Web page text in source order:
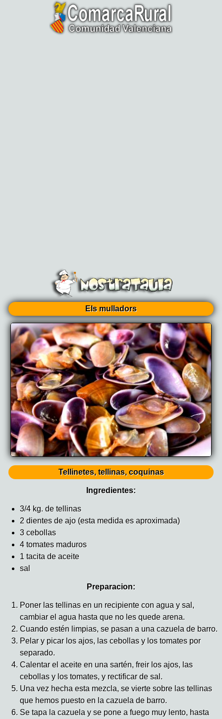
Els mulladors
Tellinetes, tellinas, coquinas
Ingredientes:
3/4 kg. de tellinas
2 dientes de ajo (esta medida es aproximada)
3 cebollas
4 tomates maduros
1 tacita de aceite
sal
Preparacion:
Poner las tellinas en un recipiente con agua y sal,
cambiar el agua hasta que no les quede arena.
Cuando estén limpias, se pasan a una cazuela de barro.
Pelar y picar los ajos, las cebollas y los tomates por
separado.
Calentar el aceite en una sartén, freir los ajos, las
cebollas y los tomates, y rectificar de sal.
Una vez hecha esta mezcla, se vierte sobre las tellinas
que hemos puesto en la cazuela de barro.
Se tapa la cazuela y se pone a fuego muy lento, hasta